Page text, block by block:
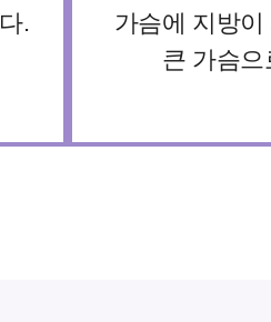
.
가슴에 지방
큰 가슴